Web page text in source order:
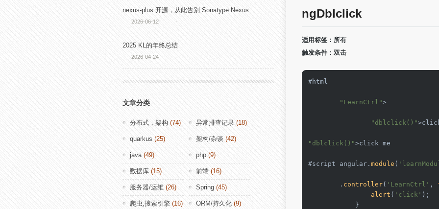
ngDblclick
适用标签：所有
触发条件：双击
#html
"LearnCtrl">
"dblclick()"
"dblclick()">click me
#script angular. module (
        .
controller( 'LearnCtrl' ,
alert ( 'click' );
            }
nexus-plus 开源，从此告别 Sonatype Nexus
2026-06-12 ·
2025 KL的年终总结
2026-04-24 ·
文章分类
分布式，架构 (74) 异常排查记录 (18)
quarkus (25) 架构/杂谈 (42)
java(49) php (9)
数据库 (15) 前端 (16)
服务器/运维 (26) Spring (45)
爬虫,搜索引擎 (16) ORM/持久化 (9)